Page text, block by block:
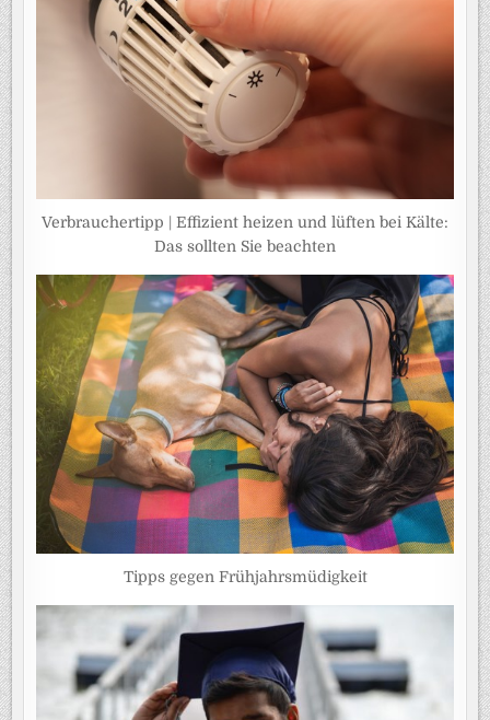
Verbrauchertipp | Effizient heizen und lüften bei Kälte:
Das sollten Sie beachten
Tipps gegen Frühjahrsmüdigkeit